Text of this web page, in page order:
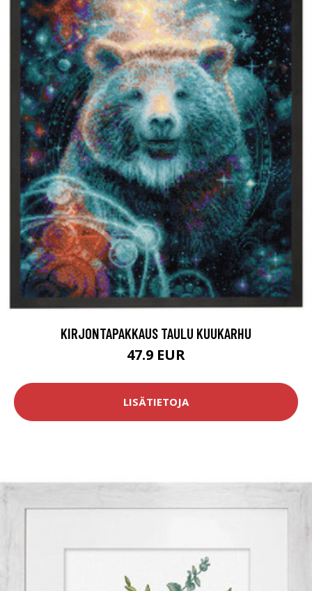
KIRJONTAPAKKAUS TAULU KUUKARHU
47.9 EUR
LISÄTIETOJA